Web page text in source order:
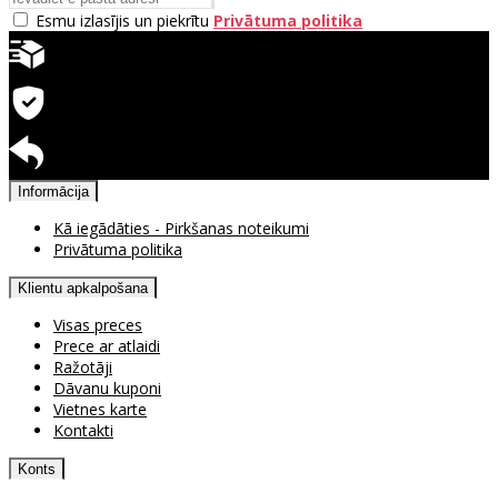
Esmu izlasījis un piekrītu Privātuma politika
Informācija
Kā iegādāties - Pirkšanas noteikumi
Privātuma politika
Klientu apkalpošana
Visas preces
Prece ar atlaidi
Ražotāji
Dāvanu kuponi
Vietnes karte
Kontakti
Konts